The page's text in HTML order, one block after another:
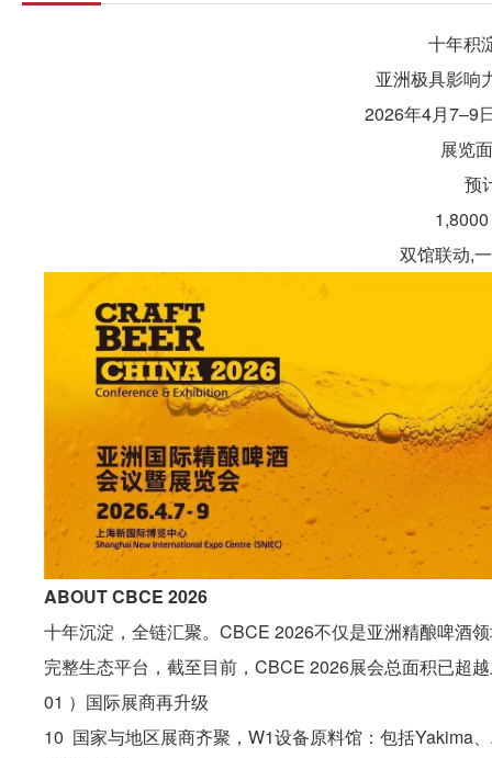
十年积
亚洲极具影响
2026年4月7–9
展览
预
双馆联动,
ABOUT CBCE 2026
十年沉淀，全链汇聚。CBCE 2026不仅是亚洲精酿啤酒
完整生态平台，截至目前，CBCE 2026展会总面积已超
01 ）国际展商再升级
10 国家与地区展商齐聚，W1设备原料馆：包括Yakima